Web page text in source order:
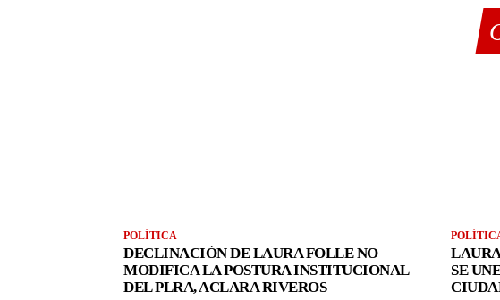
POLÍTICA
DECLINACIÓN DE LAURA FOLLE NO
MODIFICA LA POSTURA INSTITUCIONAL
DEL PLRA, ACLARA RIVEROS
SE